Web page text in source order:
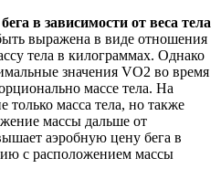
в зависимости от веса тела
выражена в виде отношения
тела в килограммах. Однако
значения VO2 во время
массе тела. На
только масса тела, но также
массы дальше от
аэробную цену бега в
с расположением массы